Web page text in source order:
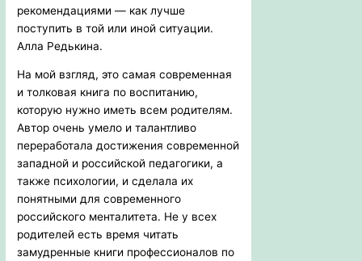
рекомендациями — как лучше
поступить в той или иной ситуации.
Алла Редькина.
На мой взгляд, это самая современная
и толковая книга по воспитанию,
которую нужно иметь всем родителям.
Автор очень умело и талантливо
переработала достижения современной
западной и российской педагогики, а
также психологии, и сделала их
понятными для современного
российского менталитета. Не у всех
родителей есть время читать
замудренные книги профессионалов по